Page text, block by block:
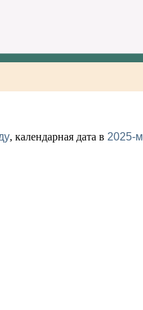
, календарная дата в 2025-м